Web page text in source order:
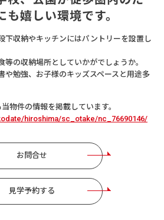
嬉しい環境です。
下収納やキッチンにはパントリーを設置し
等の収納場所としていかがでしょうか。
や勉強、お子様のキッズスペースと用途多
当物件の情報を掲載しています。
hiroshima/sc_otake/nc_76690146/
お問合せ
見学予約する